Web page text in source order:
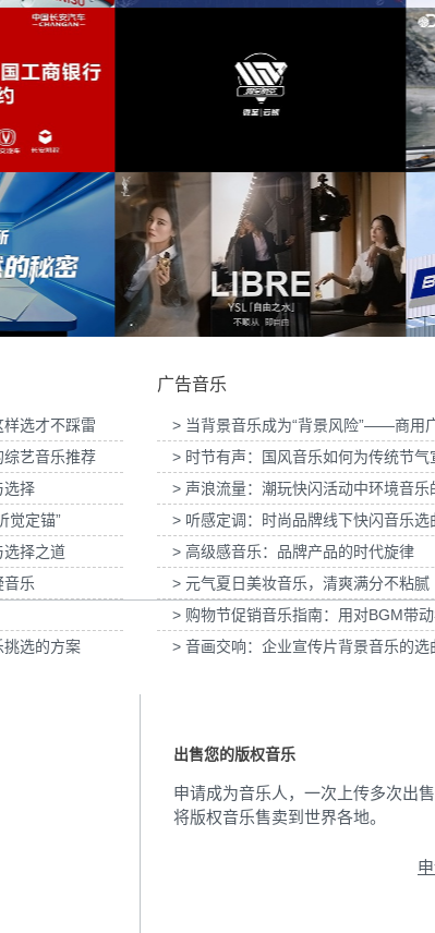
全球精品咖啡生豆大赛提供
音乐版权
为岚图泰山X8上市发布会互动项目提供
司产品宣传项目提供音乐版
权
为Discovery expedition北京店铺活动提
乐版权
「自由之水」妇女节宣
提供音乐版权
为张家口京西智行科技BWI媒体3D动画
项目提供音乐版权
选才不踩雷
艺音乐推荐
选择
觉定锚”
选择之道
音乐
挑选的方案
广告音乐
> 当背景音乐成为“背景风险”——商用
> 时节有声：国风音乐如何为传统节气
> 声浪流量：潮玩快闪活动中环境音乐
> 听感定调：时尚品牌线下快闪音乐选
> 高级感音乐：品牌产品的时代旋律
> 元气夏日美妆音乐，清爽满分不粘腻
> 购物节促销音乐指南：用对BGM带
> 音画交响：企业宣传片背景音乐的选
出售您的版权音乐
申请成为音乐人，一次上传多次出售
将版权音乐售卖到世界各地。